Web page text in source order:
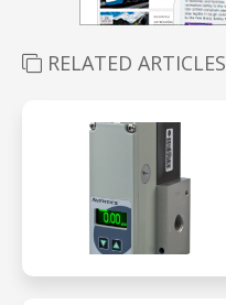
RELATED ARTICLES